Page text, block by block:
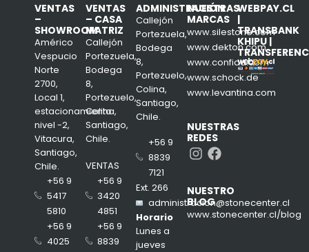
VENTAS
–
SHOWROOM
Américo
Vespucio
Norte
2700,
Local 1,
estacionamiento
nivel -2,
Vitacura,
Santiago,
Chile.
+56 9
5417
5810
+56 9
4025
VENTAS
– CASA
MATRIZ
Callejón
Portezuela,
Bodega
8,
Portezuelo,
Colina,
Santiago,
Chile.
VENTAS
+56 9
3420
4851
+56 9
8839
ADMINISTRACIÓN
Callejón
Portezuela,
Bodega
8,
Portezuelo,
Colina,
Santiago,
Chile.
+56 9
8839
7121
Ext. 266
administracion@stonecenter.cl
Horario
Lunes a
jueves
NUESTRAS
MARCAS
www.silestone.com
www.dekton.com
www.confiad.com
www.schock.de
www.levantina.com
NUESTRAS
REDES
Instagram
Facebook
NUESTRO
BLOG
www.stonecenter.cl/blog
WEBPAY.CL
|
TRANSBANK
KHIPU |